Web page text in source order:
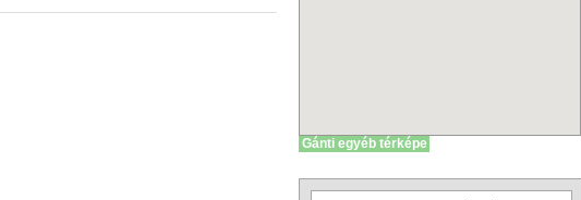
Gánti egyéb térképe